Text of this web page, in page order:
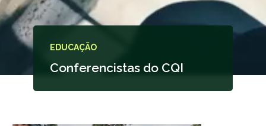
EDUCAÇÃO
Conferencistas do CQI